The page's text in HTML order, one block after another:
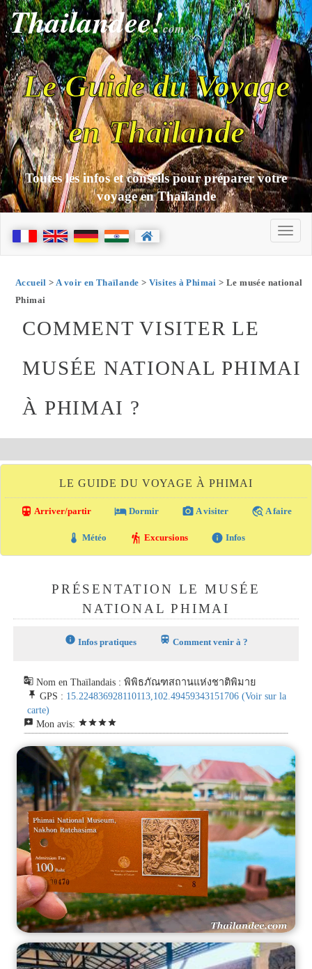
Thailandee!com
Le Guide du Voyage
en Thaïlande
Toutes les infos et conseils pour préparer votre
voyage en Thaïlande
Accueil > A voir en Thaïlande > Visites à Phimai > Le musée national
Phimai
COMMENT VISITER LE
MUSÉE NATIONAL PHIMAI
À PHIMAI ?
LE GUIDE DU VOYAGE À PHIMAI
directions_transit Arriver/partir local_hotel Dormir photo_camera A visiter travel_explore A faire
thermostat Météo hiking Excursions info Infos
PRÉSENTATION LE MUSÉE
NATIONAL PHIMAI
info Infos pratiques train Comment venir à ?
g_translate Nom en Thaïlandais : พิพิธภัณฑสถานแห่งชาติพิมาย
push_pin GPS : 15.224836928110113,102.49459343151706 (Voir sur la
carte)
reviews Mon avis: starstarstarstar